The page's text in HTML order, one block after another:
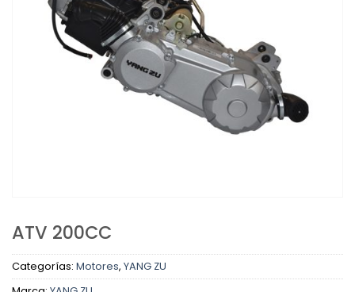
ATV 200CC
Categorías: Motores, YANG ZU